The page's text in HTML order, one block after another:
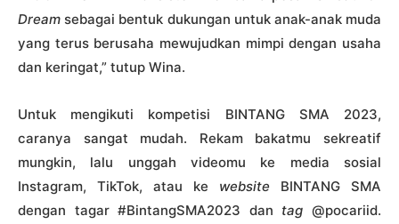
Dream sebagai bentuk dukungan untuk anak-anak muda
yang terus berusaha mewujudkan mimpi dengan usaha
dan keringat,” tutup Wina.
Untuk mengikuti kompetisi BINTANG SMA 2023,
caranya sangat mudah. Rekam bakatmu sekreatif
mungkin, lalu unggah videomu ke media sosial
Instagram, TikTok, atau ke website BINTANG SMA
dengan tagar #BintangSMA2023 dan tag@pocariid.